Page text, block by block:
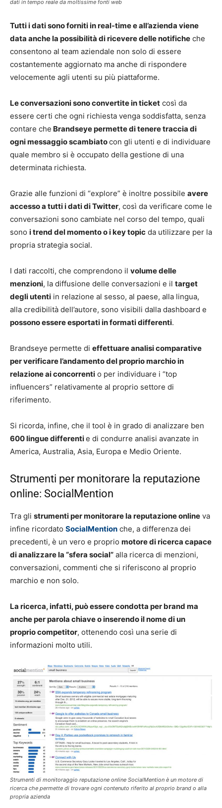
dati in tempo reale da moltissime fonti web
Tutti i dati sono forniti in real-time e all’azienda viene
data anche la possibilità di ricevere delle notifiche che
consentono al team aziendale non solo di essere
costantemente aggiornato ma anche di rispondere
velocemente agli utenti su più piattaforme.
Le conversazioni sono convertite in ticket così da
essere certi che ogni richiesta venga soddisfatta, senza
contare che Brandseye permette di tenere traccia di
ogni messaggio scambiatocon gli utenti e di individuare
quale membro si è occupato della gestione di una
determinata richiesta.
Grazie alle funzioni di “explore” è inoltre possibile avere
accesso a tutti i dati di Twitter, così da verificare come le
conversazioni sono cambiate nel corso del tempo, quali
sono i trend del momento o i key topic da utilizzare per la
propria strategia social.
I dati raccolti, che comprendono il volume delle
menzioni, la diffusione delle conversazioni e il target
degli utenti in relazione al sesso, al paese, alla lingua,
alla credibilità dell’autore, sono visibili dalla dashboard e
possono essere esportati in formati differenti.
Brandseye permette di effettuare analisi comparative
per verificare l’andamento del proprio marchio in
relazione ai concorrenti o per individuare i “top
influencers” relativamente al proprio settore di
riferimento.
Si ricorda, infine, che il tool è in grado di analizzare ben
600 lingue differentie di condurre analisi avanzate in
America, Australia, Asia, Europa e Medio Oriente.
Strumenti per monitorare la reputazione
online: SocialMention
Tra gli strumenti per monitorare la reputazione online va
infine ricordato SocialMention che, a differenza dei
precedenti, è un vero e proprio motore di ricerca capace
di analizzare la “sfera social” alla ricerca di menzioni,
conversazioni, commenti che si riferiscono al proprio
marchio e non solo.
La ricerca, infatti, può essere condotta per brand ma
anche per parola chiave o inserendo il nome di un
proprio competitor, ottenendo così una serie di
informazioni molto utili.
Strumenti di monitoraggio reputazione online SocialMention è un motore di
ricerca che permette di trovare ogni contenuto riferito al proprio brand o alla
propria azienda